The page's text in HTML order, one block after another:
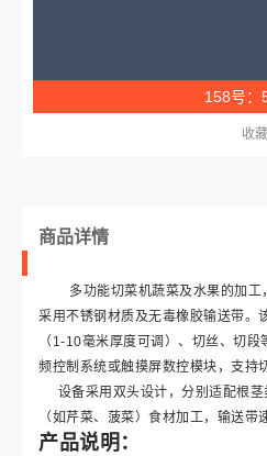
158号：
收藏
商品详情
多功能切菜机蔬菜及水果的加工
采用不锈钢材质及无毒橡胶输送带。
（1-10毫米厚度可调）、切丝、切
频控制系统或触摸屏数控模块，支持
设备采用双头设计，分别适配根茎
（如芹菜、菠菜）食材加工，输送带
产品说明：